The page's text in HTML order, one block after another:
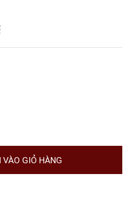
VÀO GIỎ HÀNG